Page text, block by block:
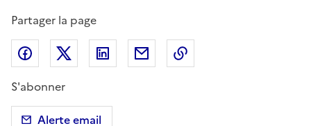
Partager la page
Partager sur Facebook
Partager sur X (anciennement Twitter)
Partager sur LinkedIn
Partager par email
S'abonner
Alerte email